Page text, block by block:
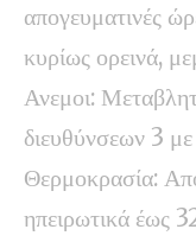
απογευματινές
κυρίως ορεινά,
Ανεμοι:
διευθύνσεων 3
Θερμοκρασία:
ηπειρωτικά έως